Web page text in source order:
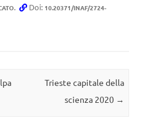
. Doi: 10.20371/INAF/2724-
Trieste capitale della
scienza 2020 →